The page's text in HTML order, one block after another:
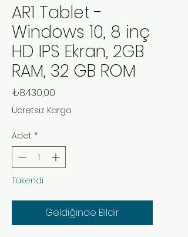
AR1 Tablet -
Windows 10, 8 inç
HD IPS Ekran, 2GB
RAM, 32 GB ROM
₺8.430,00
Ücretsiz Kargo
Adet *
Tükendi
Geldiğinde Bildir